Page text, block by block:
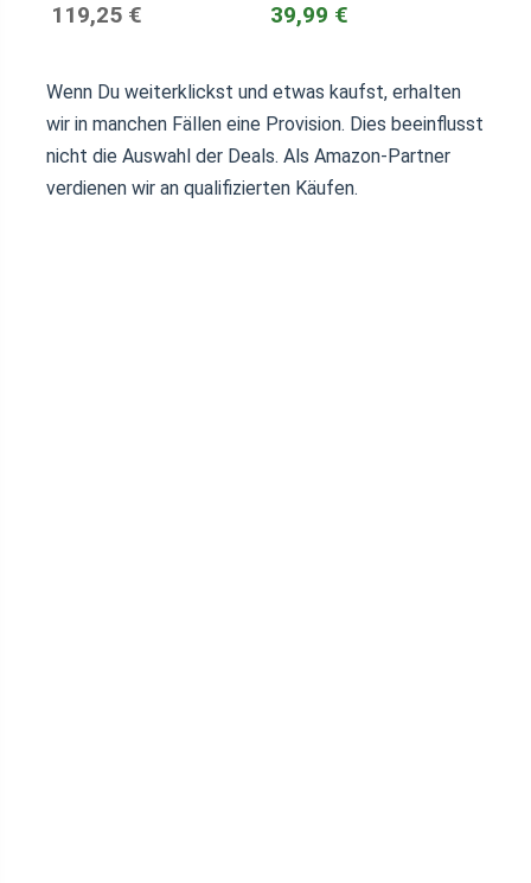
119,25 € 39,99 €
Wenn Du weiterklickst und etwas kaufst, erhalten
wir in manchen Fällen eine Provision. Dies beeinflusst
nicht die Auswahl der Deals. Als Amazon-Partner
verdienen wir an qualifizierten Käufen.